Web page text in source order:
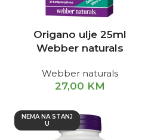
Origano ulje 25ml
Webber naturals
Webber naturals
27,00 KM
NEMA NA STANJ
U